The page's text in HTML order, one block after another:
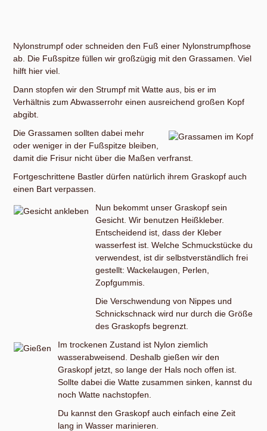
Nylonstrumpf oder schneiden den Fuß einer Nylonstrumpfhose
ab. Die Fußspitze füllen wir großzügig mit den Grassamen. Viel
hilft hier viel.
Dann stopfen wir den Strumpf mit Watte aus, bis er im
Verhältnis zum Abwasserrohr einen ausreichend großen Kopf
abgibt.
Die Grassamen sollten dabei mehr
oder weniger in der Fußspitze bleiben,
damit die Frisur nicht über die Maßen verfranst.
Fortgeschrittene Bastler dürfen natürlich ihrem Graskopf auch
einen Bart verpassen.
Nun bekommt unser Graskopf sein
Gesicht. Wir benutzen Heißkleber.
Entscheidend ist, dass der Kleber
wasserfest ist. Welche Schmuckstücke du
verwendest, ist dir selbstverständlich frei
gestellt: Wackelaugen, Perlen,
Zopfgummis.
Die Verschwendung von Nippes und
Schnickschnack wird nur durch die Größe
des Graskopfs begrenzt.
Im trockenen Zustand ist Nylon ziemlich
wasserabweisend. Deshalb gießen wir den
Graskopf jetzt, so lange der Hals noch offen ist.
Sollte dabei die Watte zusammen sinken, kannst du
noch Watte nachstopfen.
Du kannst den Graskopf auch einfach eine Zeit
lang in Wasser marinieren.